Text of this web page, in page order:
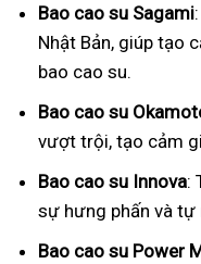
Bao cao su Sagami
Nhật Bản, giúp tạo
bao cao su.
Bao cao su
vượt trội, tạo cảm
Bao cao su Innova:
sự hưng phấn và tự
Bao cao su Power